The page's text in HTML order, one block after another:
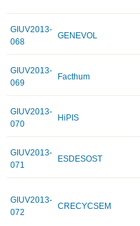
GIUV2013-
068
GENEVOL
GIUV2013-
069
Facthum
GIUV2013-
070
HiPIS
GIUV2013-
071
ESDESOST
GIUV2013-
072
CRECYCSEM